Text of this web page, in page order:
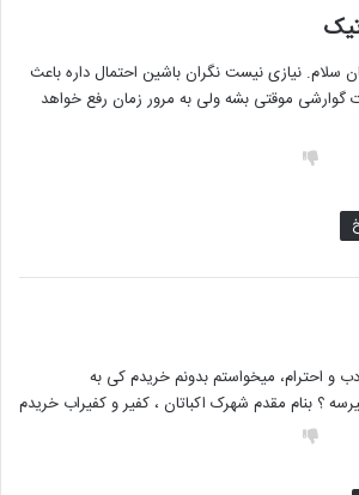
ت
:
سلام. نیازی نیست نگران باشین احتمال داره باعث
گوارشی موقتی بشه ولی به مرور زمان رفع خواهد
و احترام‌، میخواستم بدونم خریدم کی به
؟ بنام مقدم شهرک اکباتان ، کفیر و کفیراب خریدم